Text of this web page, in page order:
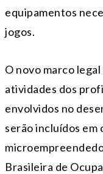
equipamentos
jogos.
O novo marco
atividades dos
envolvidos no
serão incluídos em
Brasileira de